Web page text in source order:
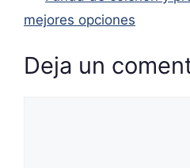
mejores opciones
Deja un